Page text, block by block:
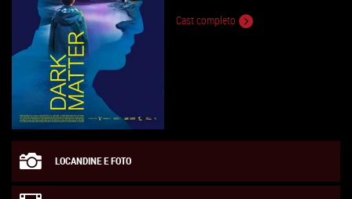
Cast completo
LOCANDINE E FOTO